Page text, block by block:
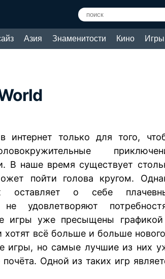
Азия Знаменитости Кино Игры
интернет только для того,
В наше время существует
пойти голова кругом.
оставляет о себе
удовлетворяют
игры уже пресыщены
всё больше и больше
игры, но самые лучшие из них
Одной из таких игр